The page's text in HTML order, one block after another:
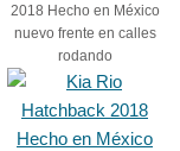
2018 Hecho en México
nuevo frente en calles
rodando